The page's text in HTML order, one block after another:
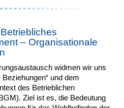
– Organisationale
widmen wir uns
und dem
des Betrieblichen
Ziel ist es, die Bedeutung